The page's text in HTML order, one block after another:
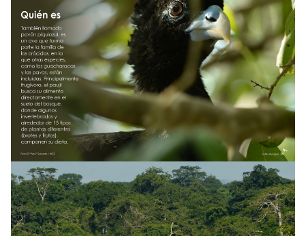
PUBLICACIONES
ALIADOS Y ALIANZAS
COBERTURA EN MEDIOS DE COMUNICACIÓN
INFORME ANUAL WCS
MECANISMO DE ATENCIÓN DE QUEJAS Y RECLAMOS
DONA